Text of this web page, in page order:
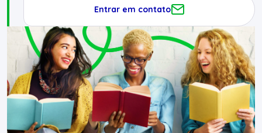
Entrar em contato